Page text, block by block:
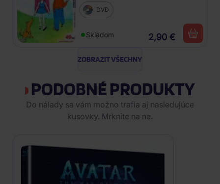
DVD
Skladom 2,90 €
ZOBRAZIT VŠECHNY
PODOBNÉ PRODUKTY
Do nálady sa vám možno trafia aj nasledujúce
kusovky. Mrknite na ne.